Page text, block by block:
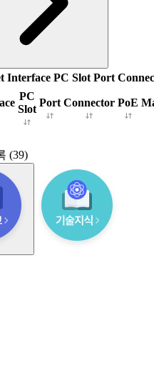
Interface PC Slot Port
PC
Slot
Port Connector PoE
(39)